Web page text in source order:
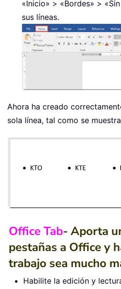
«Inicio» > «Bordes» >
sus líneas.
Ahora ha creado
sola línea, tal como se
Office Tab- Aporta
pestañas a Office y
trabajo sea mucho
Habilite la edición y